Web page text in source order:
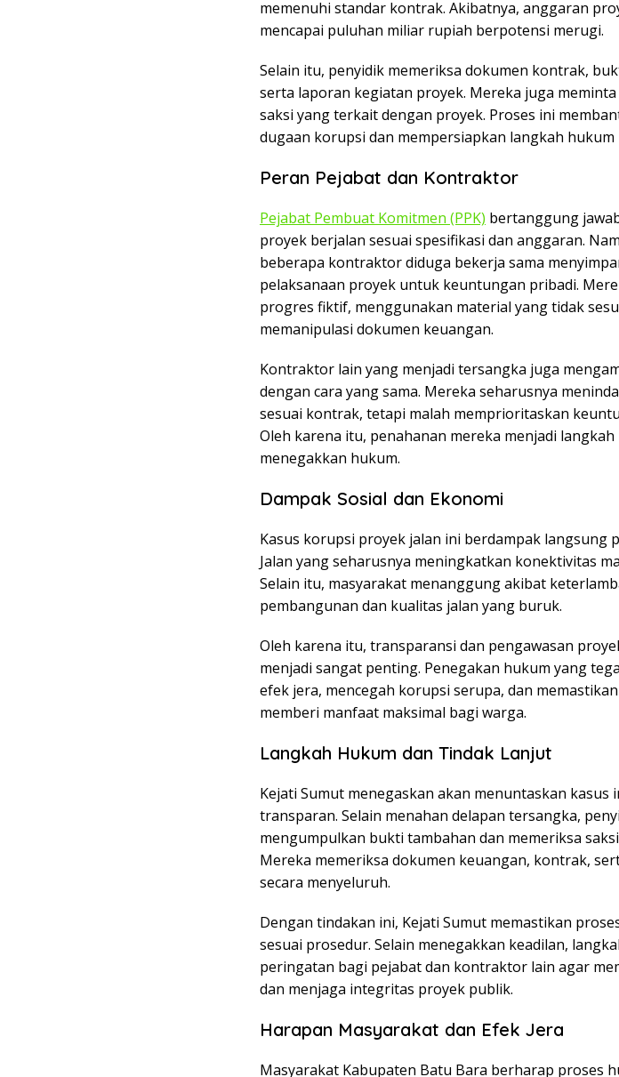
memenuhi standar kontrak. Akibatnya, anggaran
mencapai puluhan miliar rupiah berpotensi merugi.
Selain itu, penyidik memeriksa dokumen kontrak,
serta laporan kegiatan proyek. Mereka juga
saksi yang terkait dengan proyek. Proses ini
dugaan korupsi dan mempersiapkan langkah hukum
Peran Pejabat dan Kontraktor
Pejabat Pembuat Komitmen (PPK) bertanggung
proyek berjalan sesuai spesifikasi dan anggaran.
beberapa kontraktor diduga bekerja sama
pelaksanaan proyek untuk keuntungan pribadi.
progres fiktif, menggunakan material yang tidak
memanipulasi dokumen keuangan.
Kontraktor lain yang menjadi tersangka juga
dengan cara yang sama. Mereka seharusnya
sesuai kontrak, tetapi malah memprioritaskan
Oleh karena itu, penahanan mereka menjadi
menegakkan hukum.
Dampak Sosial dan Ekonomi
Kasus korupsi proyek jalan ini berdampak langsung
Jalan yang seharusnya meningkatkan konektivitas
Selain itu, masyarakat menanggung akibat
pembangunan dan kualitas jalan yang buruk.
Oleh karena itu, transparansi dan pengawasan
menjadi sangat penting. Penegakan hukum yang
efek jera, mencegah korupsi serupa, dan
memberi manfaat maksimal bagi warga.
Langkah Hukum dan Tindak Lanjut
Kejati Sumut menegaskan akan menuntaskan kasus
transparan. Selain menahan delapan tersangka,
mengumpulkan bukti tambahan dan memeriksa
Mereka memeriksa dokumen keuangan, kontrak,
secara menyeluruh.
Dengan tindakan ini, Kejati Sumut memastikan
sesuai prosedur. Selain menegakkan keadilan,
peringatan bagi pejabat dan kontraktor lain agar
dan menjaga integritas proyek publik.
Harapan Masyarakat dan Efek Jera
Masyarakat Kabupaten Batu Bara berharap proses